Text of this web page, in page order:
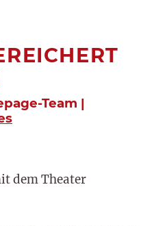
Team |
dem Theater